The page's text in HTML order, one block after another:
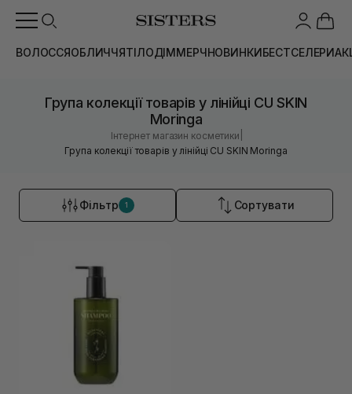
ВОЛОССЯОБЛИЧЧЯТІЛОДІММЕРЧНОВИНКИБЕСТСЕЛЕРИ
Група колекції товарів у лінійці CU SKIN
Moringa
Інтернет магазин косметики
Група колекції товарів у лінійці CU SKIN Moringa
Фільтр 1 Сортувати